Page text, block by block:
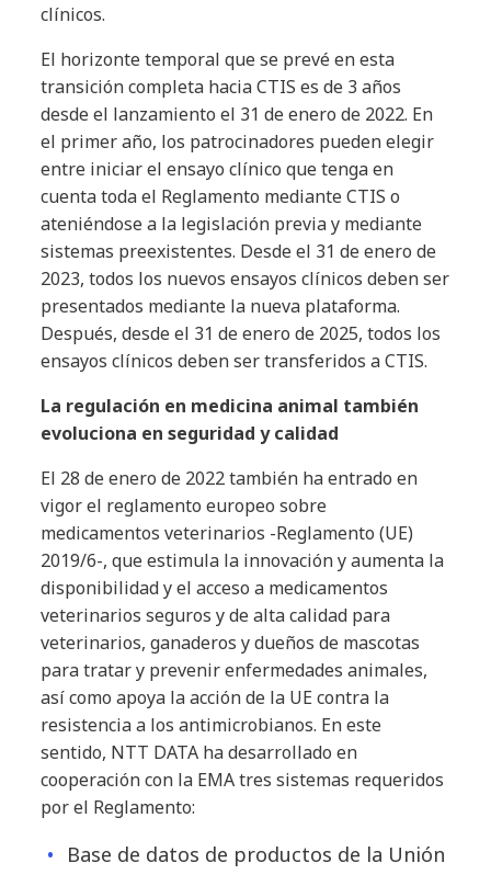
clínicos.
El horizonte temporal que se prevé en esta
transición completa hacia CTIS es de 3 años
desde el lanzamiento el 31 de enero de 2022. En
el primer año, los patrocinadores pueden elegir
entre iniciar el ensayo clínico que tenga en
cuenta toda el Reglamento mediante CTIS o
ateniéndose a la legislación previa y mediante
sistemas preexistentes. Desde el 31 de enero de
2023, todos los nuevos ensayos clínicos deben ser
presentados mediante la nueva plataforma.
Después, desde el 31 de enero de 2025, todos los
ensayos clínicos deben ser transferidos a CTIS.
La regulación en medicina animal también
evoluciona en seguridad y calidad
El 28 de enero de 2022 también ha entrado en
vigor el reglamento europeo sobre
medicamentos veterinarios -Reglamento (UE)
2019/6-, que estimula la innovación y aumenta la
disponibilidad y el acceso a medicamentos
veterinarios seguros y de alta calidad para
veterinarios, ganaderos y dueños de mascotas
para tratar y prevenir enfermedades animales,
así como apoya la acción de la UE contra la
resistencia a los antimicrobianos. En este
sentido, NTT DATA ha desarrollado en
cooperación con la EMA tres sistemas requeridos
por el Reglamento:
Base de datos de productos de la Unión